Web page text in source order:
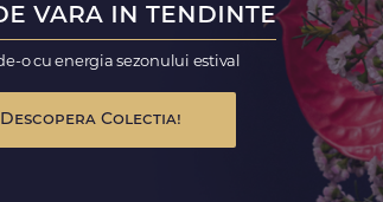
vara in tendinte
o cu energia sezonului estival
Descopera Colectia!